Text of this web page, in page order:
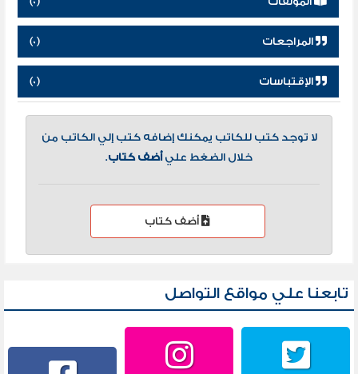
المراجعات (0)
الإقتباسات (0)
لا توجد كتب للكاتب يمكنك إضافه كتب إلي الكاتب من
خلال الضغط عليأضف كتاب.
أضف كتاب
تابعنا علي مواقع التواصل